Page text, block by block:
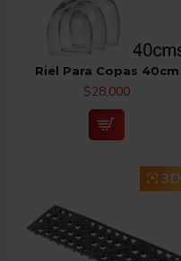
Riel Para Copas 40cm
$28,000
3D